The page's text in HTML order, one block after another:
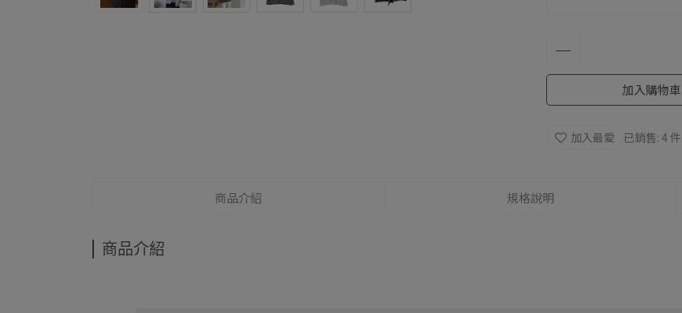
加入購物車
加入最愛 已銷售: 4 件
商品介紹 規格說明
商品介紹